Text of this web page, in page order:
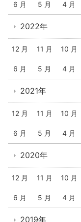
6 月 5 月 4 月
2022年
12 月 11 月 10 月
6 月 5 月 4 月
2021年
12 月 11 月 10 月
6 月 5 月 4 月
2020年
12 月 11 月 10 月
6 月 5 月 4 月
2019年